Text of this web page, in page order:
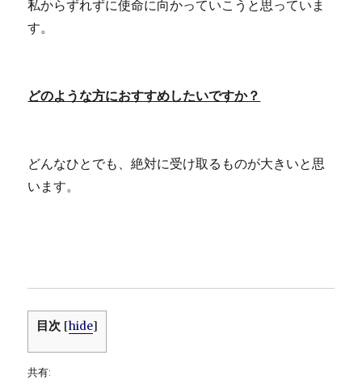
私からずれずに使命に向かっていこうと思っていま
す。
どのような方におすすめしたいですか？
どんなひとでも、絶対に受け取るものが大きいと思
います。
目次 [hide]
共有: